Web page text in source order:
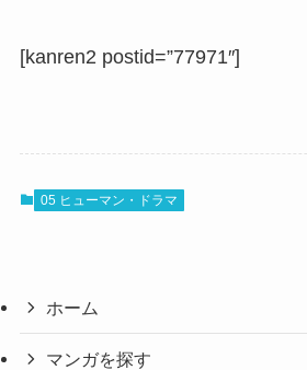
[kanren2 postid=”77971″]
05 ヒューマン・ドラマ
ホーム
マンガを探す